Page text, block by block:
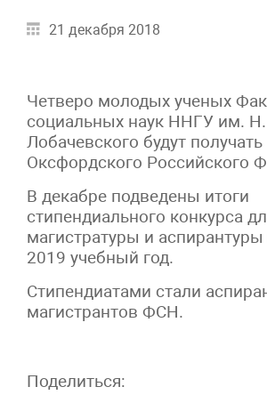
21 декабря 2018
Четверо молодых ученых
социальных наук ННГУ им.
Лобачевского будут
Оксфордского Российского
В декабре подведены итоги
стипендиального конкурса
магистратуры и
2019 учебный год.
Стипендиатами стали
магистрантов ФСН.
Поделиться: